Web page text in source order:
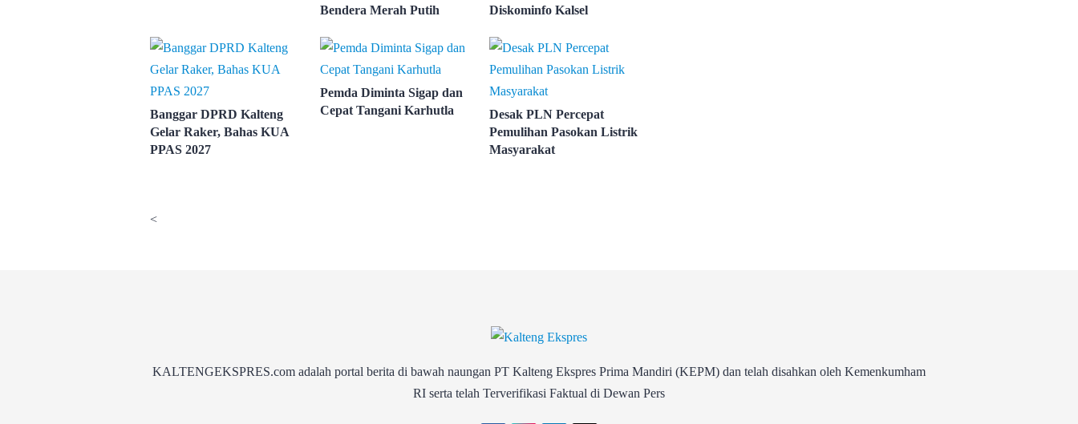
Bendera Merah Putih
Diskominfo Kalsel
Banggar DPRD Kalteng
Gelar Raker, Bahas KUA
PPAS 2027
Pemda Diminta Sigap dan
Cepat Tangani Karhutla
Desak PLN Percepat
Pemulihan Pasokan Listrik
Masyarakat
<
KALTENGEKSPRES.com adalah portal berita di bawah naungan PT Kalteng Ekspres Prima Mandiri (KEPM) dan telah disahkan oleh Kemenkumham
RI serta telah Terverifikasi Faktual di Dewan Pers